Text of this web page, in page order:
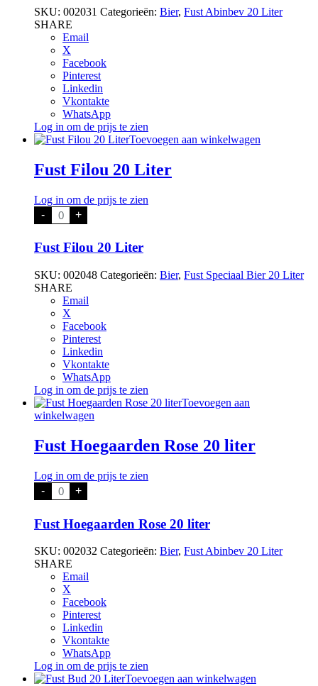
SKU: 002031 Categorieën: Bier, Fust Abinbev 20 Liter
SHARE
Email
X
Facebook
Pinterest
Linkedin
Vkontakte
WhatsApp
Log in om de prijs te zien
Toevoegen aan winkelwagen
Fust Filou 20 Liter
Log in om de prijs te zien
- Fust
Filou
Liter
aantal
+
Fust Filou 20 Liter
SKU: 002048 Categorieën: Bier, Fust Speciaal Bier 20 Liter
SHARE
Email
X
Facebook
Pinterest
Linkedin
Vkontakte
WhatsApp
Log in om de prijs te zien
Toevoegen aan
winkelwagen
Fust Hoegaarden Rose 20 liter
Log in om de prijs te zien
- Fust
Hoegaarden
20
liter
+
Fust Hoegaarden Rose 20 liter
SKU: 002032 Categorieën: Bier, Fust Abinbev 20 Liter
SHARE
Email
X
Facebook
Pinterest
Linkedin
Vkontakte
WhatsApp
Log in om de prijs te zien
Toevoegen aan winkelwagen